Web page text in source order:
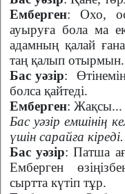
Емберген: Охо,
ауыруға бола ма
адамның қалай
таң қалып отырмын.
Бас уәзір:
болса қайтеді.
Емберген: Жақсы...
Бас уәзір емшінің
үшін сарайға кіреді.
Бас уәзір: Патша
Емберген
сыртта күтіп тұр.